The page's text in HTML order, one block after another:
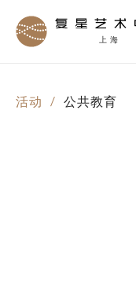
上海
活动 / 公共教育